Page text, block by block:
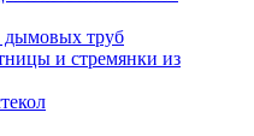
дымовых труб
и стремянки из